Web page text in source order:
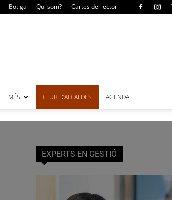
Botiga Qui som? Cartes del lector
MÉS CLUB D’ALCALDES AGENDA
EXPERTS EN GESTIÓ